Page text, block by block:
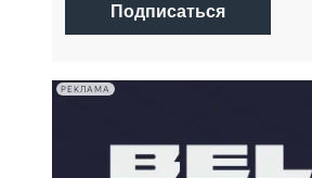
Подписаться
РЕКЛАМА